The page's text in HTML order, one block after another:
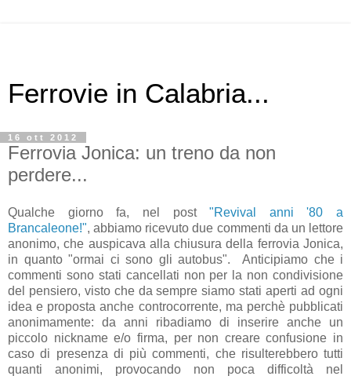
Ferrovie in Calabria...
16 ott 2012
Ferrovia Jonica: un treno da non
perdere...
Qualche giorno fa, nel post"Revival anni '80 a
Brancaleone!", abbiamo ricevuto due commenti da un lettore
anonimo, che auspicava alla chiusura della ferrovia Jonica,
in quanto "ormai ci sono gli autobus". Anticipiamo che i
commenti sono stati cancellati non per la non condivisione
del pensiero, visto che da sempre siamo stati aperti ad ogni
idea e proposta anche controcorrente, ma perchè pubblicati
anonimamente: da anni ribadiamo di inserire anche un
piccolo nickname e/o firma, per non creare confusione in
caso di presenza di più commenti, che risulterebbero tutti
quanti anonimi, provocando non poca difficoltà nel